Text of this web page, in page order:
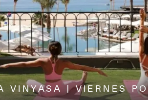
VINYASA | VIERNES